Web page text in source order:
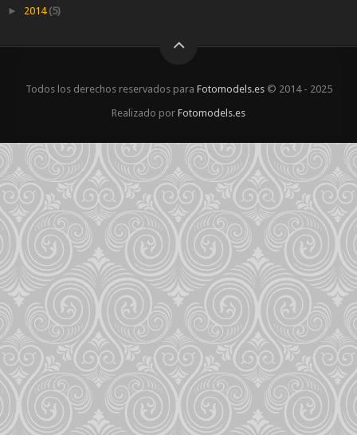
► 2014 (5)
Todos los derechos reservados para Fotomodels.es© 2014 - 2025
Realizado por Fotomodels.es